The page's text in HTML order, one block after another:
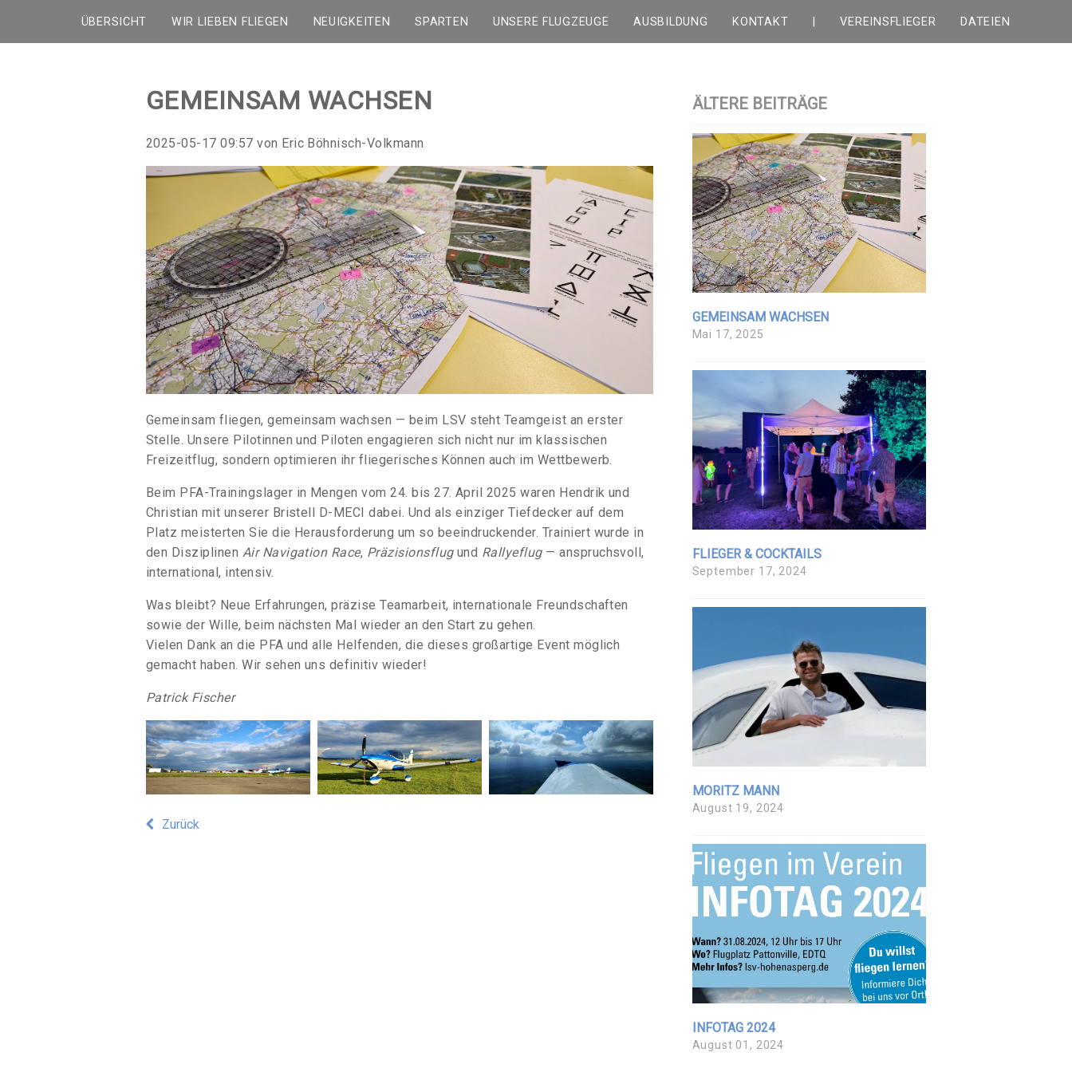
ÜBERSICHT WIR LIEBEN FLIEGEN NEUIGKEITEN SPARTEN UNSERE FLUGZEUGE AUSBILDUNG KONTAKT VEREINSFLIEGER DATEIEN
GEMEINSAM WACHSEN
2025-05-17 09:57 von Eric Böhnisch-Volkmann
Gemeinsam fliegen, gemeinsam wachsen — beim LSV steht Teamgeist an erster
Stelle. Unsere Pilotinnen und Piloten engagieren sich nicht nur im klassischen
Freizeitflug, sondern optimieren ihr fliegerisches Können auch im Wettbewerb.
Beim PFA-Trainingslager in Mengen vom 24. bis 27. April 2025 waren Hendrik und
Christian mit unserer Bristell D-MECI dabei. Und als einziger Tiefdecker auf dem
Platz meisterten Sie die Herausforderung um so beeindruckender. Trainiert wurde in
den Disziplinen Air Navigation Race, Präzisionsflugund Rallyeflug— anspruchsvoll,
international, intensiv.
Was bleibt? Neue Erfahrungen, präzise Teamarbeit, internationale Freundschaften
sowie der Wille, beim nächsten Mal wieder an den Start zu gehen.
Vielen Dank an die PFA und alle Helfenden, die dieses großartige Event möglich
gemacht haben. Wir sehen uns definitiv wieder!
Patrick Fischer
Zurück
ÄLTERE BEITRÄGE
GEMEINSAM WACHSEN
Mai 17, 2025
FLIEGER & COCKTAILS
September 17, 2024
MORITZ MANN
August 19, 2024
INFOTAG 2024
August 01, 2024